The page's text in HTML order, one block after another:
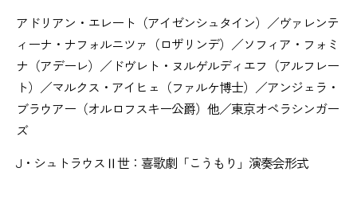
アドリアン・エレート（アイゼンシュタイン）／ヴァレンテ
ィーナ・ナフォルニツァ（ロザリンデ）／ソフィア・フォミ
ナ（アデーレ）／ドヴレト・ヌルゲルディエフ（アルフレー
ト）／マルクス・アイヒェ（ファルケ博士）／アンジェラ・
ブラウアー（オルロフスキー公爵）他／東京オペラシンガー
ズ
J・シュトラウスⅡ世：喜歌劇「こうもり」演奏会形式